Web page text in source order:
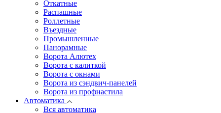
Откатные
Распашные
Роллетные
Въездные
Промышленные
Панорамные
Ворота Алютех
Ворота с калиткой
Ворота c окнами
Ворота из сэндвич-панелей
Ворота из профнастила
Автоматика
Вся автоматика